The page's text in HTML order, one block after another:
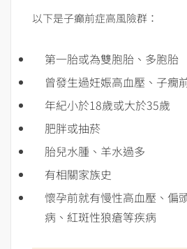
以下是子癲前症高風險群：
第一胎或為雙胞胎、多胞胎
曾發生過妊娠高血壓、子癇
年紀小於18歲或大於35歲
肥胖或抽菸
胎兒水腫、羊水過多
有相關家族史
懷孕前就有慢性高血壓、偏
病、紅斑性狼瘡等疾病